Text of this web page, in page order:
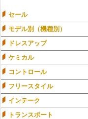
セール
モデル別（機種別）
ドレスアップ
ケミカル
コントロール
フリースタイル
インテーク
トランスポート